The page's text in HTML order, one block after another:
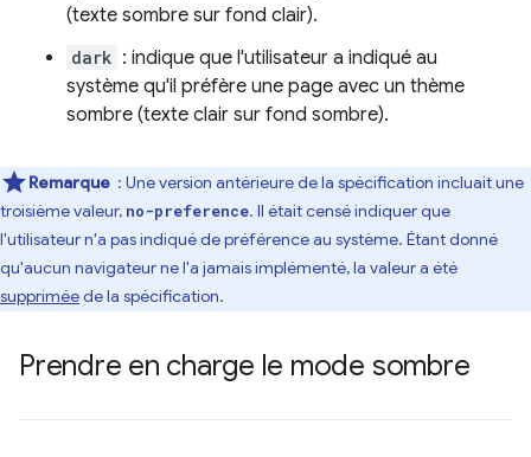
(texte sombre sur fond clair).
dark : indique que l'utilisateur a indiqué au
système qu'il préfère une page avec un thème
sombre (texte clair sur fond sombre).
Remarque : Une version antérieure de la spécification incluait une
troisième valeur, no-preference. Il était censé indiquer que
l'utilisateur n'a pas indiqué de préférence au système. Étant donné
qu'aucun navigateur ne l'a jamais implémenté, la valeur a été
suppriméede la spécification.
Prendre en charge le mode sombre